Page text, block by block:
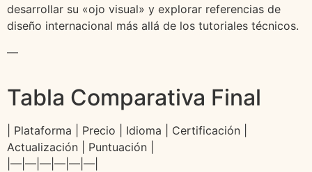
desarrollar su «ojo visual» y explorar referencias de
diseño internacional más allá de los tutoriales técnicos.
—
Tabla Comparativa Final
| Plataforma | Precio | Idioma | Certificación |
Actualización | Puntuación |
|—|—|—|—|—|—|